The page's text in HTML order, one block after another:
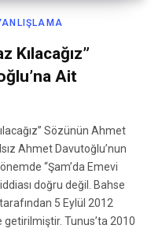
Kılacağız”
Ait
Sözünün Ahmet
Ahmet Davutoğlu’nun
“Şam’da Emevi
doğru değil. Bahse
5 Eylül 2012
getirilmiştir. Tunus’ta 2010